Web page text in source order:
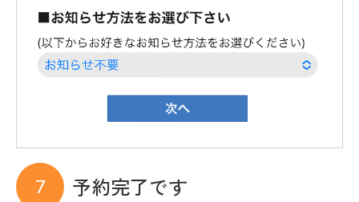
予約完了です